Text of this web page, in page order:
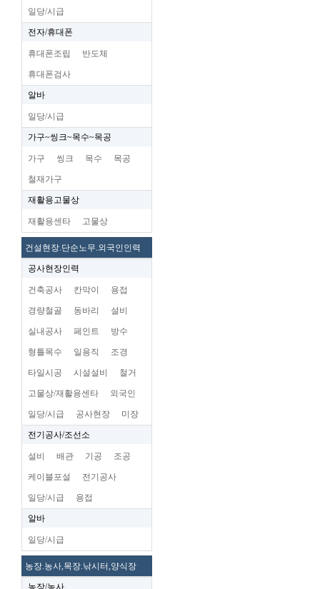
일당/시급
전자/휴대폰
휴대폰조립 반도체
휴대폰검사
알바
일당/시급
가구~씽크~목수~목공
가구 씽크 목수 목공
철재가구
재활용고물상
재활용센타 고물상
건설현장.단순노무.외국인인력
공사현장인력
건축공사 칸막이 용접
경량철골 동바리 설비
실내공사 페인트 방수
형틀목수 일용직 조경
타일시공 시설설비 철거
고물상/재활용센타 외국인
일당/시급 공사현장 미장
전기공사/조선소
설비 배관 기공 조공
케이블포설 전기공사
일당/시급 용접
알바
일당/시급
농장.농사,목장.낚시터,양식장
농장/농사